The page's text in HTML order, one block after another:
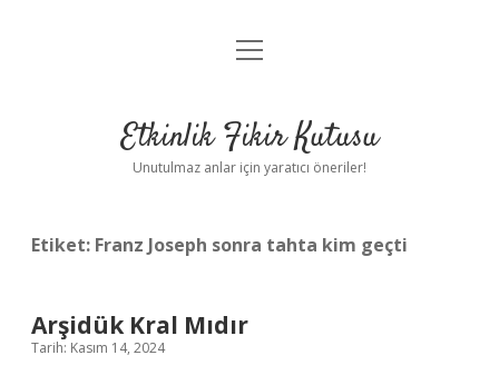
Anasayfa
Yasal Uyarı
menüyü
Etkinlik Fikir Kutusu
Unutulmaz anlar için yaratıcı öneriler!
Etiket: Franz Joseph sonra tahta kim geçti
Arşidük Kral Mıdır
Tarih: Kasım 14, 2024